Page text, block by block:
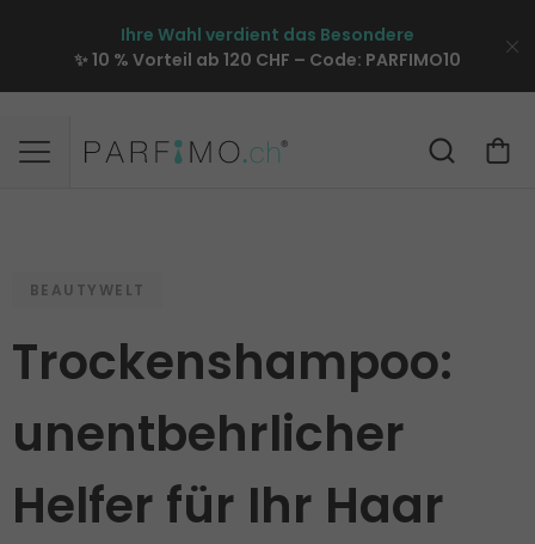
Ihre Wahl verdient das Besondere
✨ 10 % Vorteil ab 120 CHF – Code: PARFIMO10
BEAUTYWELT
Trockenshampoo:
unentbehrlicher
Helfer für Ihr Haar